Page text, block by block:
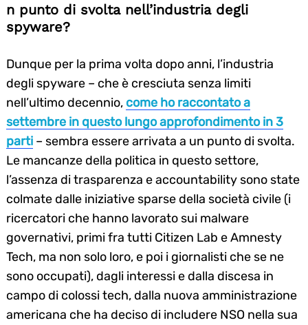
n punto di svolta nell’industria degli
spyware?
Dunque per la prima volta dopo anni, l’industria
degli spyware – che è cresciuta senza limiti
nell’ultimo decennio, come ho raccontato a
settembre in questo lungo approfondimento in 3
parti – sembra essere arrivata a un punto di svolta.
Le mancanze della politica in questo settore,
l’assenza di trasparenza e accountability sono state
colmate dalle iniziative sparse della società civile (i
ricercatori che hanno lavorato sui malware
governativi, primi fra tutti Citizen Lab e Amnesty
Tech, ma non solo loro, e poi i giornalisti che se ne
sono occupati), dagli interessi e dalla discesa in
campo di colossi tech, dalla nuova amministrazione
americana che ha deciso di includere NSO nella sua